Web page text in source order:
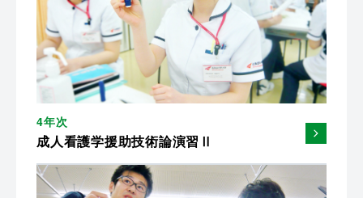
4年次
成人看護学援助技術論演習Ⅱ